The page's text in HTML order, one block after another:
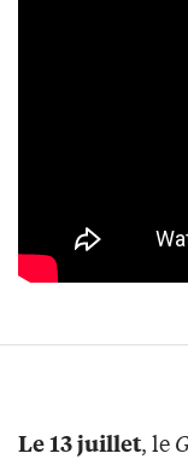
Le 13 juillet, le